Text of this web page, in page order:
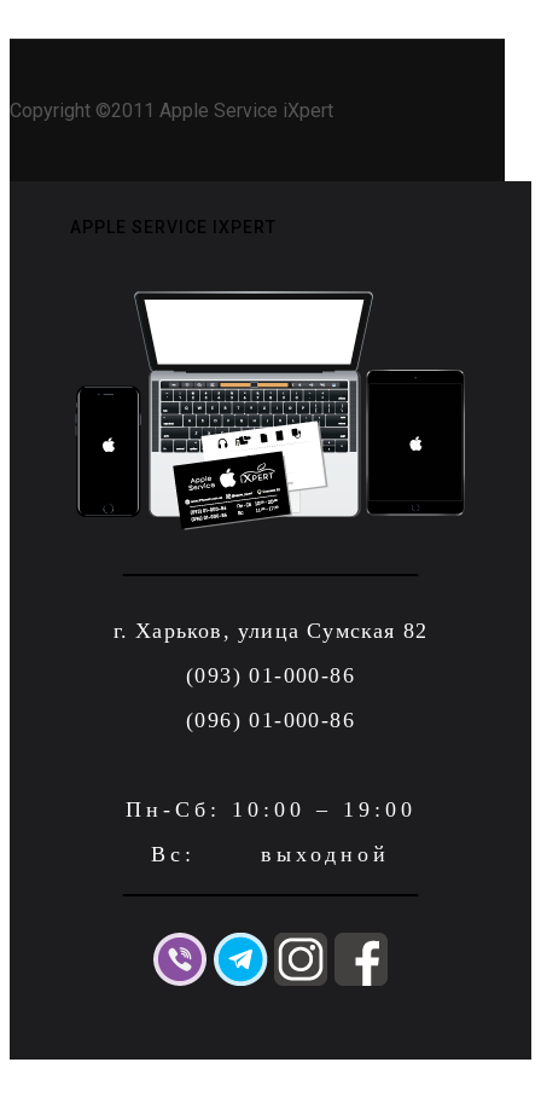
Copyright ©2011 Apple Service iXpert
APPLE SERVICE IXPERT
г. Харьков, улица Сумская 82
(093) 01-000-86
(096) 01-000-86
Пн-Сб: 10:00 – 19:00
Вс: выходной